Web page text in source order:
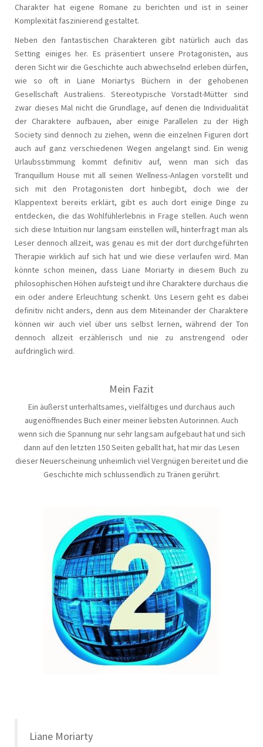
Charakter hat eigene Romane zu berichten und ist in seiner
Komplexität faszinierend gestaltet.
Neben den fantastischen Charakteren gibt natürlich auch das
Setting einiges her. Es präsentiert unsere Protagonisten, aus
deren Sicht wir die Geschichte auch abwechselnd erleben dürfen,
wie so oft in Liane Moriartys Büchern in der gehobenen
Gesellschaft Australiens. Stereotypische Vorstadt-Mütter sind
zwar dieses Mal nicht die Grundlage, auf denen die Individualität
der Charaktere aufbauen, aber einige Parallelen zu der High
Society sind dennoch zu ziehen, wenn die einzelnen Figuren dort
auch auf ganz verschiedenen Wegen angelangt sind. Ein wenig
Urlaubsstimmung kommt definitiv auf, wenn man sich das
Tranquillum House mit all seinen Wellness-Anlagen vorstellt und
sich mit den Protagonisten dort hinbegibt, doch wie der
Klappentext bereits erklärt, gibt es auch dort einige Dinge zu
entdecken, die das Wohlfühlerlebnis in Frage stellen. Auch wenn
sich diese Intuition nur langsam einstellen will, hinterfragt man als
Leser dennoch allzeit, was genau es mit der dort durchgeführten
Therapie wirklich auf sich hat und wie diese verlaufen wird. Man
könnte schon meinen, dass Liane Moriarty in diesem Buch zu
philosophischen Höhen aufsteigt und ihre Charaktere durchaus die
ein oder andere Erleuchtung schenkt. Uns Lesern geht es dabei
definitiv nicht anders, denn aus dem Miteinander der Charaktere
können wir auch viel über uns selbst lernen, während der Ton
dennoch allzeit erzählerisch und nie zu anstrengend oder
aufdringlich wird.
Mein Fazit
Ein äußerst unterhaltsames, vielfältiges und durchaus auch
augenöffnendes Buch einer meiner liebsten Autorinnen. Auch
wenn sich die Spannung nur sehr langsam aufgebaut hat und sich
dann auf den letzten 150 Seiten geballt hat, hat mir das Lesen
dieser Neuerscheinung unheimlich viel Vergnügen bereitet und die
Geschichte mich schlussendlich zu Tränen gerührt.
Liane Moriarty